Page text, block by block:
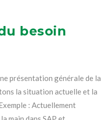
besoin
présentation générale de la
la situation actuelle et la
: Actuellement